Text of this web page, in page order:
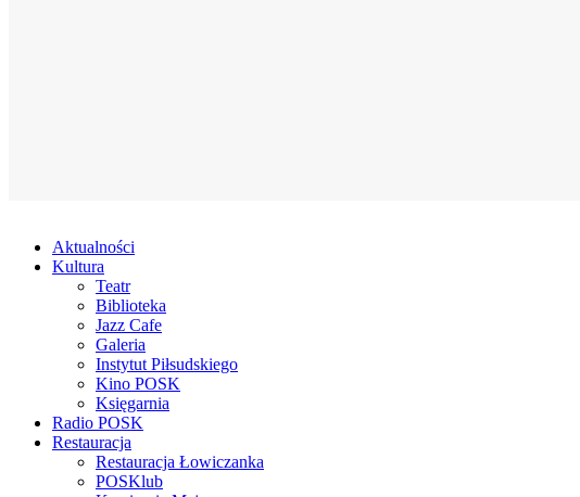
Aktualności
Kultura
Teatr
Biblioteka
Jazz Cafe
Galeria
Instytut Piłsudskiego
Kino POSK
Księgarnia
Radio POSK
Restauracja
Restauracja Łowiczanka
POSKlub